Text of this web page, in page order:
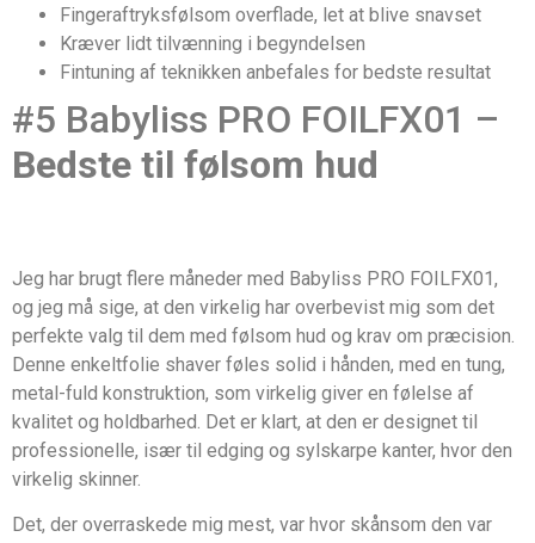
Fingeraftryksfølsom overflade, let at blive snavset
Kræver lidt tilvænning i begyndelsen
Fintuning af teknikken anbefales for bedste resultat
#5 Babyliss PRO FOILFX01 –
Bedste til følsom hud
Jeg har brugt flere måneder med Babyliss PRO FOILFX01,
og jeg må sige, at den virkelig har overbevist mig som det
perfekte valg til dem med følsom hud og krav om præcision.
Denne enkeltfolie shaver føles solid i hånden, med en tung,
metal-fuld konstruktion, som virkelig giver en følelse af
kvalitet og holdbarhed. Det er klart, at den er designet til
professionelle, især til edging og sylskarpe kanter, hvor den
virkelig skinner.
Det, der overraskede mig mest, var hvor skånsom den var